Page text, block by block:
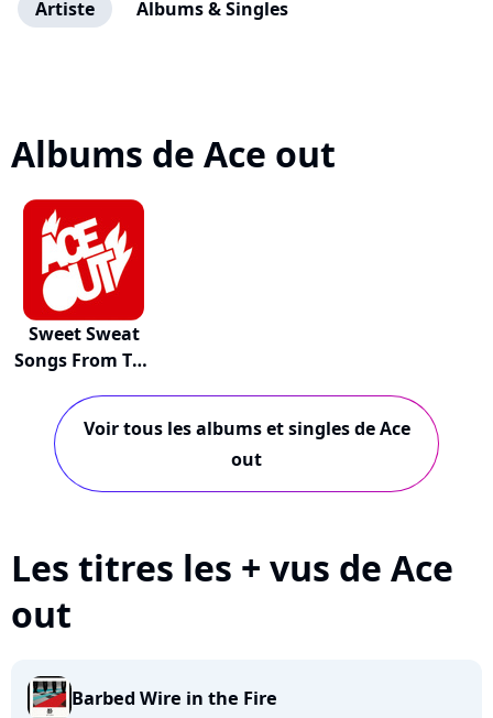
Artiste Albums & Singles
Albums de Ace out
Sweet Sweat
Songs From The
Voir tous les albums et singles de Ace
out
Les titres les + vus de Ace
out
Barbed Wire in the Fire